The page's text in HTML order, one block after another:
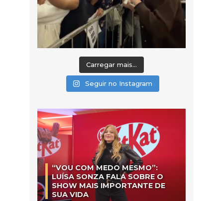
Carregar mais...
Seguir no Instagram
“VOU COM MEDO MESMO”:
LUÍSA SONZA FALA SOBRE O
SHOW MAIS IMPORTANTE DE
SUA VIDA